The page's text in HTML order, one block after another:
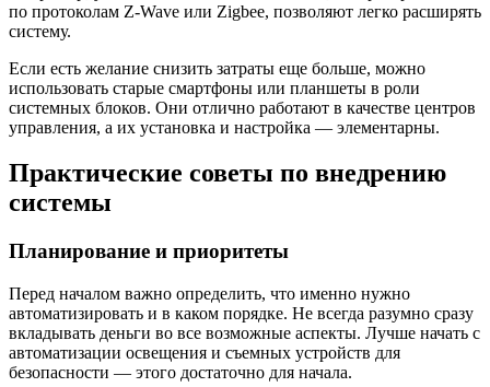
по протоколам Z-Wave или Zigbee, позволяют легко расширять
систему.
Если есть желание снизить затраты еще больше, можно
использовать старые смартфоны или планшеты в роли
системных блоков. Они отлично работают в качестве центров
управления, а их установка и настройка — элементарны.
Практические советы по внедрению
системы
Планирование и приоритеты
Перед началом важно определить, что именно нужно
автоматизировать и в каком порядке. Не всегда разумно сразу
вкладывать деньги во все возможные аспекты. Лучше начать с
автоматизации освещения и съемных устройств для
безопасности — этого достаточно для начала.